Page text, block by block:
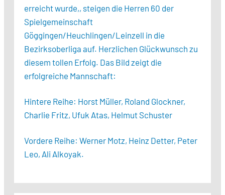
erreichtwurde,, steigen die Herren 60 der
Spielgemeinschaft
Göggingen/Heuchlingen/Leinzell in die
Bezirksoberliga auf. Herzlichen Glückwunsch zu
diesem tollen Erfolg. Das Bild zeigt die
erfolgreiche Mannschaft:
Hintere Reihe: Horst Müller, Roland Glockner,
Charlie Fritz, Ufuk Atas, Helmut Schuster
Vordere Reihe: Werner Motz, Heinz Detter, Peter
Leo, Ali Alkoyak.